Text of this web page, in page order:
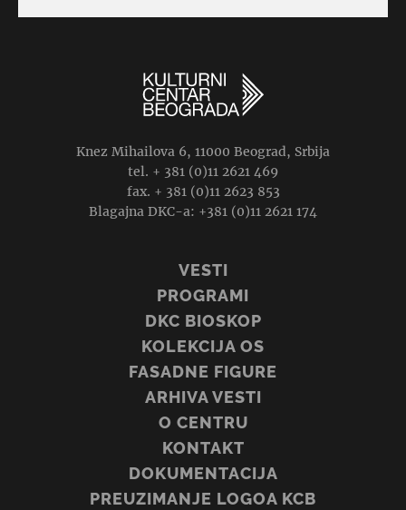
Knez Mihailova 6, 11000 Beograd, Srbija
tel. + 381 (0)11 2621 469
fax. + 381 (0)11 2623 853
Blagajna DKC-a: +381 (0)11 2621 174
VESTI
PROGRAMI
DKC BIOSKOP
KOLEKCIJA OS
FASADNE FIGURE
ARHIVA VESTI
O CENTRU
KONTAKT
DOKUMENTACIJA
PREUZIMANJE LOGOA KCB